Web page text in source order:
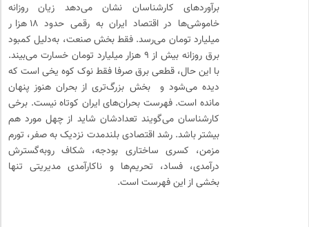
برآوردهای کارشناسان نشان می‌دهد زیان روزانه
خاموشی‌ها در اقتصاد ایران به رقمی حدود ۱۸ هزار
میلیارد تومان می‌رسد. فقط بخش صنعت، به‌دلیل کمبود
برق روزانه بیش از ۹ هزار میلیارد تومان خسارت می‌بیند.
با این حال، قطعی برق صرفا فقط نوک کوه یخی است که
دیده می‌شود و بخش بزرگ‌تری از بحران هنوز پنهان
مانده است. فهرست بحران‌های ایران کوتاه نیست. برخی
کارشناسان می‌گویند تعدادشان شاید از چهل مورد هم
بیشتر باشد. رشد اقتصادی بلندمدت نزدیک به صفر، تورم
مزمن، کسری ساختاری بودجه، شکاف رو‌به‌گسترش
درآمدی، فساد، تحریم‌ها و ناکارآمدی مدیریتی تنها
بخشی از این فهرست است.